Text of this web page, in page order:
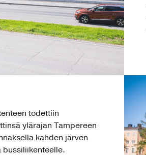
todettiin
ylärajan Tampereen
kahden järven
bussiliikenteelle.